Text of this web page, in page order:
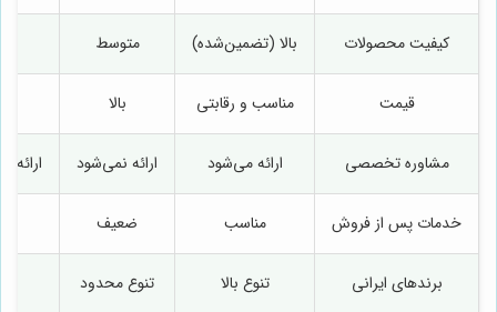
کیفیت محصولات بالا (تضمین‌شده) متوسط
قیمت مناسب و رقابتی بالا
مشاوره تخصصی ارائه می‌شود ارائه نمی‌شود
خدمات پس از فروش مناسب ضعیف
برندهای ایرانی تنوع بالا تنوع محدود